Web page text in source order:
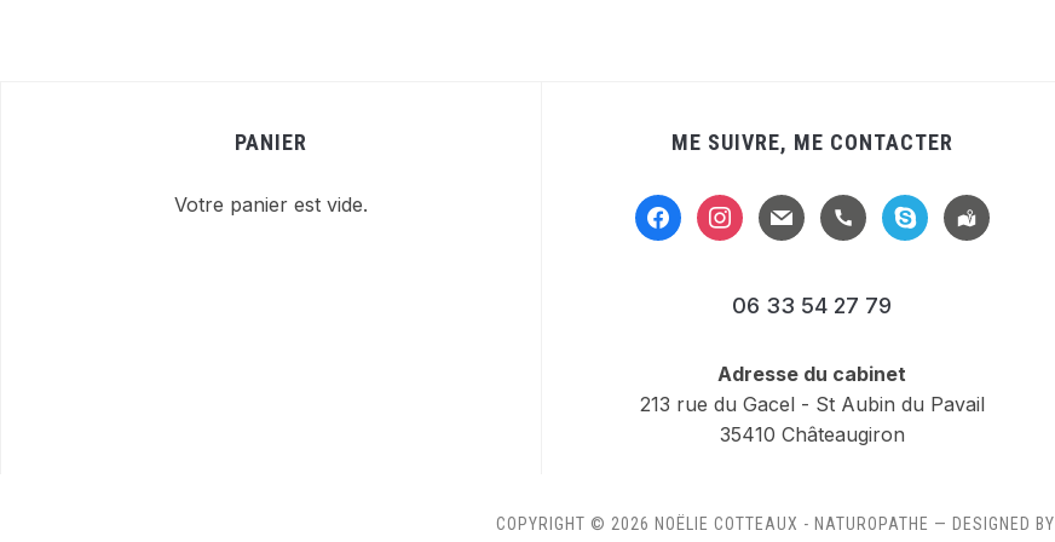
PANIER
Votre panier est vide.
ME SUIVRE, ME CONTACTER
facebookinstagram
mail handsetskype
location-
alt
06 33 54 27 79
Adresse du cabinet
213 rue du Gacel - St Aubin du Pavail
35410 Châteaugiron
COPYRIGHT © 2026 NOËLIE COTTEAUX - NATUROPATHE — DESIGNED BY